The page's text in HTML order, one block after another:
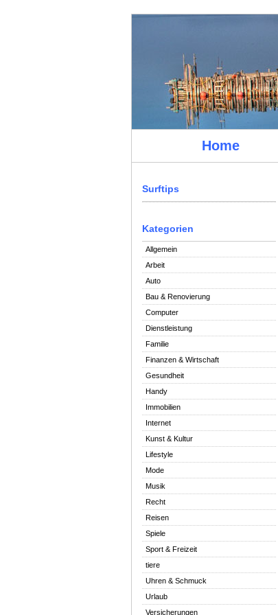
Home
Surftips
Kategorien
Allgemein
Arbeit
Auto
Bau & Renovierung
Computer
Dienstleistung
Familie
Finanzen & Wirtschaft
Gesundheit
Handy
Immobilien
Internet
Kunst & Kultur
Lifestyle
Mode
Musik
Recht
Reisen
Spiele
Sport & Freizeit
tiere
Uhren & Schmuck
Urlaub
Versicherungen